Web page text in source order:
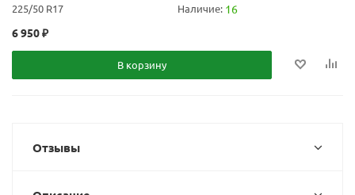
225/50 R17 Наличие: 16
6 950₽
В корзину
Отзывы